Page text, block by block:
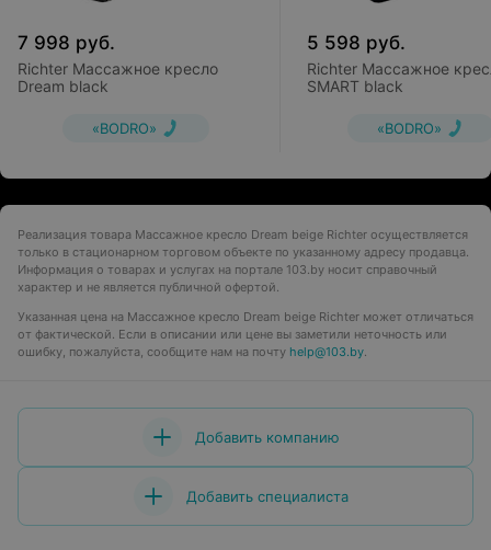
7 998 руб.
Richter Массажное кресло
Dream black
«BODRO»
5 598 руб.
Richter Массажное
SMART black
«BODRO»
Реализация товара Массажное кресло Dream beige Richter осуществляется
только в стационарном торговом объекте по указанному адресу продавца.
Информация о товарах и услугах на портале 103.by носит справочный
характер и не является публичной офертой.
Указанная цена на Массажное кресло Dream beige Richter может отличаться
от фактической. Если в описании или цене вы заметили неточность или
ошибку, пожалуйста, сообщите нам на почту help@103.by.
Добавить компанию
Добавить специалиста